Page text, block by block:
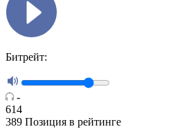
Битрейт:
-
614
389 Позиция в рейтинге